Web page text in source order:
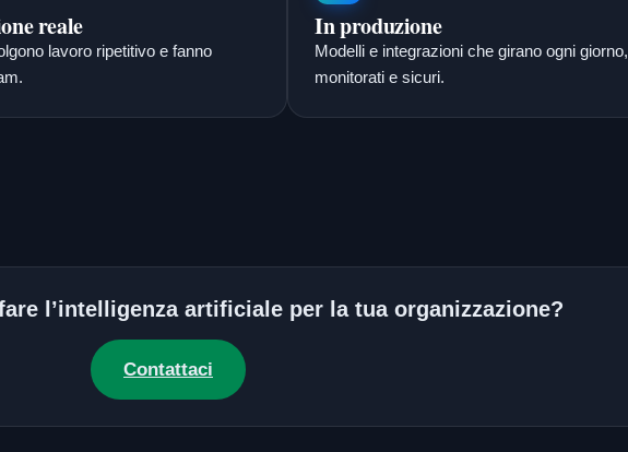
reale
lavoro ripetitivo e fanno
In produzione
Modelli e integrazioni che girano ogni giorno,
monitorati e sicuri.
l’intelligenza artificiale per la tua organizzazione?
Contattaci